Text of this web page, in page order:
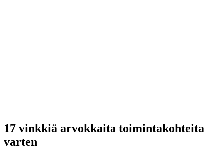
17 vinkkiä arvokkaita toimintakohteita
varten